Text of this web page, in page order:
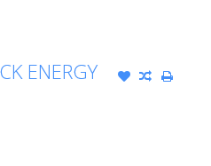
ENERGY